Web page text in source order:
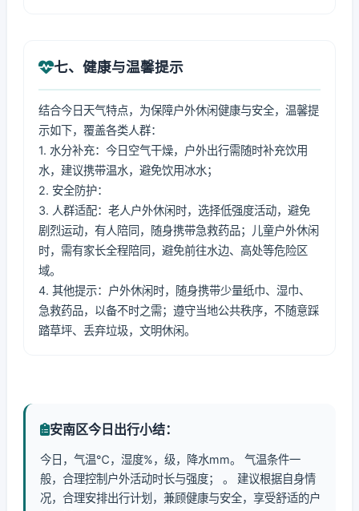
七、健康与温馨提示
结合今日天气特点，为保障户外休闲健康与安全，温馨提
示如下，覆盖各类人群：
1. 水分补充：今日空气干燥，户外出行需随时补充饮用
水，建议携带温水，避免饮用冰水；
2. 安全防护：
3. 人群适配：老人户外休闲时，选择低强度活动，避免
剧烈运动，有人陪同，随身携带急救药品；儿童户外休闲
时，需有家长全程陪同，避免前往水边、高处等危险区
域。
4. 其他提示：户外休闲时，随身携带少量纸巾、湿巾、
急救药品，以备不时之需；遵守当地公共秩序，不随意踩
踏草坪、丢弃垃圾，文明休闲。
安南区今日出行小结：
今日，气温℃，湿度%，级，降水mm。 气温条件一
般，合理控制户外活动时长与强度； 。 建议根据自身情
况，合理安排出行计划，兼顾健康与安全，享受舒适的户